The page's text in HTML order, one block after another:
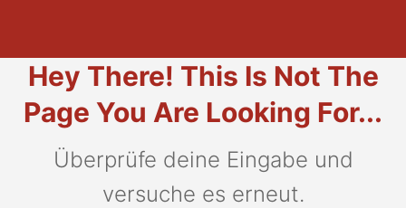
Hey There! This Is Not The
Page You Are Looking For...
Überprüfe deine Eingabe und
versuche es erneut.